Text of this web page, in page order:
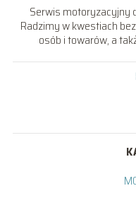
Serwis motoryzacyjny
Radzimy w kwestiach
osób i towarów, a